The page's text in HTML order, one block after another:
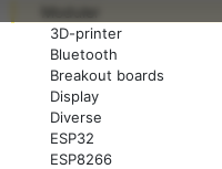
3D-printer
Bluetooth
Breakout boards
Display
Diverse
ESP32
ESP8266